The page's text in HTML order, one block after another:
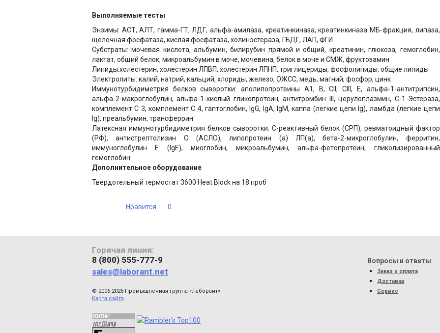
Выполняемые тесты
Энзимы: АСТ, АЛТ, гамма-ГТ, ЛДГ, альфа-амилаза, креатинкиназа, креатинкиназа МБ-фракция, липаза,
щелочная фосфатаза, кислая фосфатаза, холинэстераза, ГБДГ, ЛАП, ФГИ
Субстраты: мочевая кислота, альбумин, билирубин прямой и общий, креатинин, глюкоза, гемоглобин,
лактат, общий белок, микроальбумин в моче, мочевина, белок в моче и СМЖ, фруктозамин
Липиды:холестерин, холестерин ЛПВП, холестерин ЛПНП, триглицериды, фосфолипиды, общие липиды
Электролиты: калий, натрий, кальций, хлориды, железо, ОЖСС, медь, магний, фосфор, цинк
Иммунотурбидиметрия белков сыворотки: аполипопротеины А1, В, СII, CIII, E, альфа-1-антитрипсин,
альфа-2-макроглобулин, альфа-1-кислый гликопротеин, антитромбин III, церулоплазмин, С-1-Эстераза,
комплемент С 3, комплемент С 4, гаптоглобин, IgG, IgA, IgM, каппа (легкие цепи Ig), ламбда (легкие цепи
Ig), преальбумин, трансферрин
Латексная иммунотурбидиметрия белков сыворотки: С-реактивный белок (СРП), ревматоидный фактор
(РФ), антистрептолизин О (АСЛО), липопротеин (а) ЛП(а), бета-2-микроглобулин, ферритин,
иммуноглобулин Е (IgE), миоглобин, микроальбумин, альфа-фетопротеин, гликолизированный
гемоглобин.
Дополнительное оборудование
Твердотельный термостат 3600 Heat Block на 18 проб
Нравится 0
Горячая линия:
8 (800) 555-777-9
sales@laborant.net
Вопросы и ответы
Заказ и оплата
Доставка
Сервис
© 2006-2026 Промышленная группа «Лаборант»
Карта сайта